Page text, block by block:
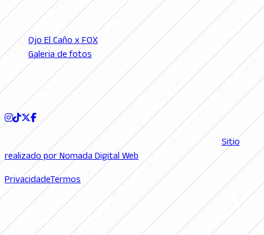
SEÇÕES
Ojo El Caño x FOX
Galeria de fotos
Podcast
SIGA-NOS
© 2026 FutFemGol. Todos los derechos reservados. | Sitio
realizado por Nomada Digital Web
PrivacidadeTermos